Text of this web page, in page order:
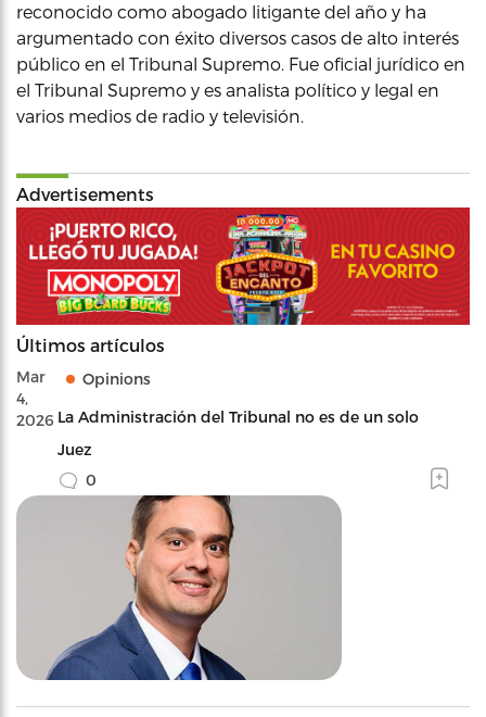
reconocido como abogado litigante del año y ha
argumentado con éxito diversos casos de alto interés
público en el Tribunal Supremo. Fue oficial jurídico en
el Tribunal Supremo y es analista político y legal en
varios medios de radio y televisión.
Advertisements
Últimos artículos
Mar
4,
2026
Opinions
La Administración del Tribunal no es de un solo
Juez
0